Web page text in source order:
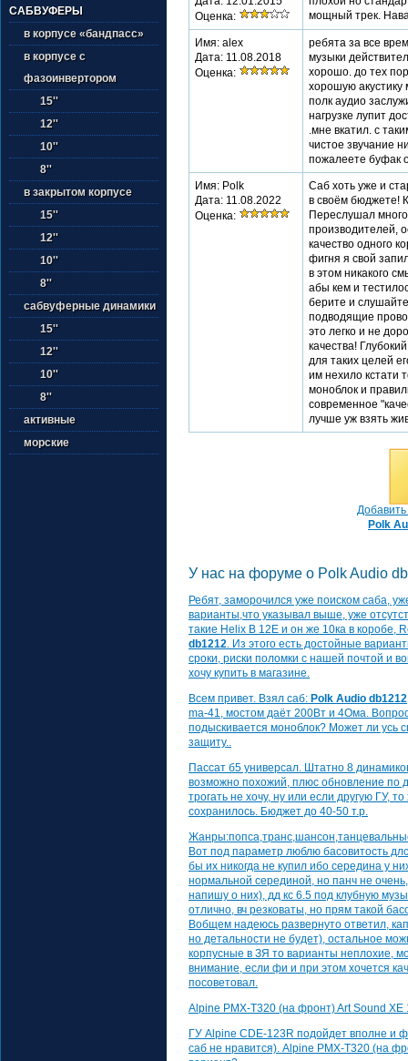
САБВУФЕРЫ
в корпусе «бандпасс»
в корпусе с
фазоинвертором
15''
12''
10''
8''
в закрытом корпусе
15''
12''
10''
8''
сабвуферные динамики
15''
12''
10''
8''
активные
морские
Оценка:
мощный трек.
Имя: alex
Дата: 11.08.2018
Оценка:
ребята за все
музыки
хорошо. до тех
хорошую акустику
полк аудио
нагрузке лупит
.мне вкатил. с
чистое звучание
пожалеете буфак
Имя: Polk
Дата: 11.08.2022
Оценка:
Саб хоть уже и
в своём бюджете!
Переслушал
производителей,
качество одного
фигня я свой
в этом никакого
абы кем и
берите и
подводящие
это легко и не
качества!
для таких целей
им нехило кстати
моноблок и
современное
лучше уж взять
Polk
У нас на форуме о Polk Audio
Ребят, заморочился уже поиском саба,
варианты,что указывал выше, уже
такие Helix B 12E и он же 10ка в коробе,
db1212. Из этого есть достойные
сроки, риски поломки с нашей почтой и
хочу купить в магазине.
Всем привет. Взял саб: Polk Audio db1212
ma-41, мостом даёт 200Вт и 4Ома.
подыскивается моноблок? Может ли усь
защиту..
Пассат б5 универсал. Штатно 8
возможно похожий, плюс обновление по
трогать не хочу, ну или если другую ГУ,
сохранилось. Бюджет до 40-50 т.р.
Вот под параметр люблю басовитость
бы их никогда не купил ибо середина у
нормальной серединой, но панч не
напишу о них), дд кс 6.5 под клубную
отлично, вч резковаты, но прям такой
Вобщем надеюсь развернуто ответил,
но детальности не будет), остальное
корпусные в ЗЯ то варианты неплохие,
внимание, если фи и при этом хочется
посоветовал.
Alpine PMX-T320 (на фронт) Art Sound XE
ГУ Alpine CDE-123R подойдет вполне и
саб не нравится). Alpine PMX-T320 (на